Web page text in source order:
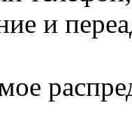
и